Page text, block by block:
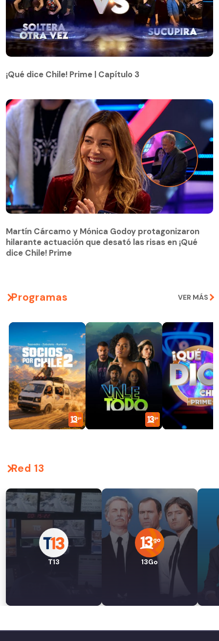
¡Qué dice Chile! Prime | Capítulo 3
hilarante actuación que desató las risas en ¡Qué
dice Chile! Prime
Martín Cárcamo y Mónica Godoy protagonizaron
hilarante actuación que desató las risas en ¡Qué
dice Chile! Prime
Programas VER MÁS
Red 13
T13 13Go